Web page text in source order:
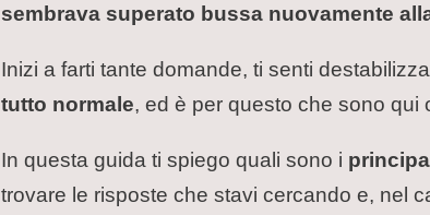
sembrava superato bussa nuovamente
Inizi a farti tante domande, ti senti
tutto normale, ed è per questo che sono qui
In questa guida ti spiego quali sono i
trovare le risposte che stavi cercando e, nel